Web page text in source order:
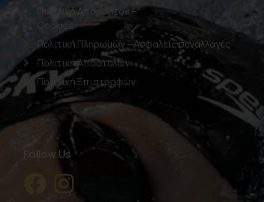
Πολιτική Απορρήτου –
Cookies
Πολιτική Πληρωμών – Ασφαλείς συναλλαγές
Πολιτική Αποστολών
Πολιτική Επιστροφών
Follow Us